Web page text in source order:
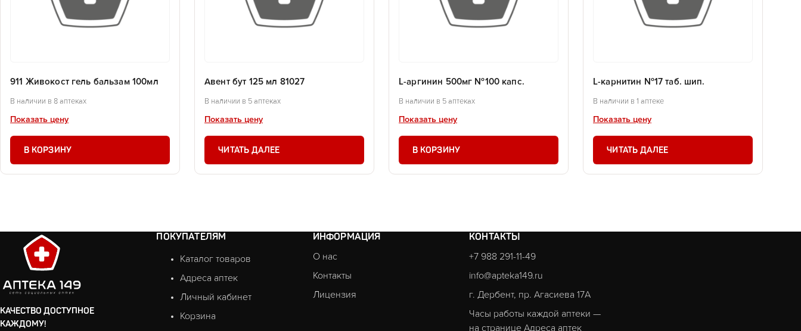
911 Живокост гель бальзам 100мл
В наличии в 8 аптеках
Показать цену
В КОРЗИНУ
Авент бут 125 мл 81027
В наличии в 5 аптеках
Показать цену
ЧИТАТЬ ДАЛЕЕ
L-аргинин 500мг №100 капс.
В наличии в 5 аптеках
Показать цену
В КОРЗИНУ
L-карнитин №17 таб. шип.
В наличии в 1 аптеке
Показать цену
ЧИТАТЬ ДАЛЕЕ
КАЧЕСТВО ДОСТУПНОЕ
КАЖДОМУ!
ПОКУПАТЕЛЯМ
Каталог товаров
Адреса аптек
Личный кабинет
Корзина
ИНФОРМАЦИЯ
О нас
Контакты
Лицензия
КОНТАКТЫ
+7 988 291-11-49
info@apteka149.ru
г. Дербент, пр. Агасиева 17А
Часы работы каждой аптеки —
на страницеАдреса аптек